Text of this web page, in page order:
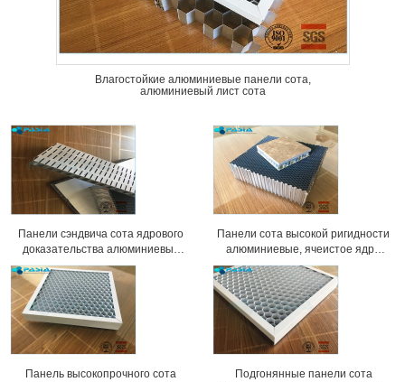
Влагостойкие алюминиевые панели сота,
алюминиевый лист сота
Панели сэндвича сота ядрового
доказательства алюминиевые
оборудовали поверхностное
покрытие
Панели сота высокой ригидности
алюминиевые, ячеистое ядро
обшивают панелями 25 Мм
толщины
Панель высокопрочного сота
Подгонянные панели сота